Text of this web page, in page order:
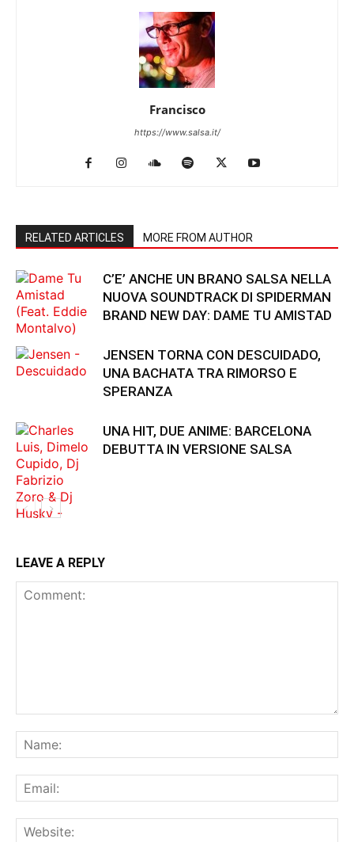
Francisco
https://www.salsa.it/
RELATED ARTICLES MORE FROM AUTHOR
C’E’ ANCHE UN BRANO SALSA NELLA
NUOVA SOUNDTRACK DI SPIDERMAN
BRAND NEW DAY: DAME TU AMISTAD
JENSEN TORNA CON DESCUIDADO,
UNA BACHATA TRA RIMORSO E
SPERANZA
UNA HIT, DUE ANIME: BARCELONA
DEBUTTA IN VERSIONE SALSA
LEAVE A REPLY